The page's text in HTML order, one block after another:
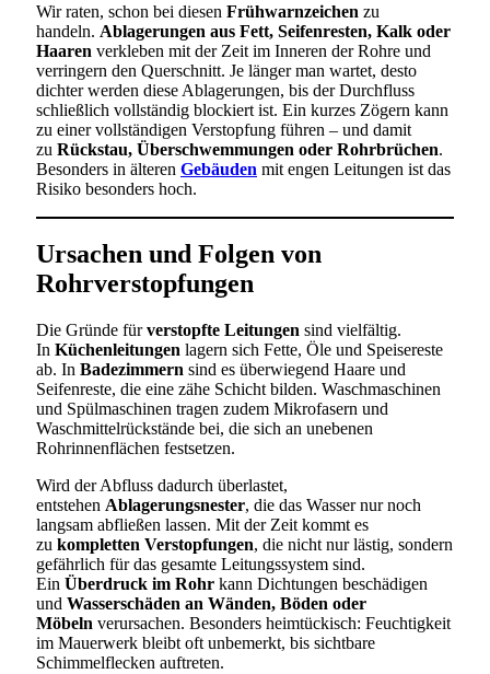
Wir raten, schon bei diesen Frühwarnzeichen zu
handeln. Ablagerungen aus Fett, Seifenresten, Kalk oder
Haaren verkleben mit der Zeit im Inneren der Rohre und
verringern den Querschnitt. Je länger man wartet, desto
dichter werden diese Ablagerungen, bis der Durchfluss
schließlich vollständig blockiert ist. Ein kurzes Zögern kann
zu einer vollständigen Verstopfung führen – und damit
zu Rückstau, Überschwemmungen oder Rohrbrüchen.
Besonders in älteren Gebäuden mit engen Leitungen ist das
Risiko besonders hoch.
Ursachen und Folgen von
Rohrverstopfungen
Die Gründe fürverstopfte Leitungen sind vielfältig.
In Küchenleitungen lagern sich Fette, Öle und Speisereste
ab. In Badezimmern sind es überwiegend Haare und
Seifenreste, die eine zähe Schicht bilden. Waschmaschinen
und Spülmaschinen tragen zudem Mikrofasern und
Waschmittelrückstände bei, die sich an unebenen
Rohrinnenflächen festsetzen.
Wird der Abfluss dadurch überlastet,
entstehen Ablagerungsnester, die das Wasser nur noch
langsam abfließen lassen. Mit der Zeit kommt es
zu kompletten Verstopfungen, die nicht nur lästig, sondern
gefährlich für das gesamte Leitungssystem sind.
Ein Überdruck im Rohr kann Dichtungen beschädigen
und Wasserschäden an Wänden, Böden oder
Möbeln verursachen. Besonders heimtückisch: Feuchtigkeit
im Mauerwerk bleibt oft unbemerkt, bis sichtbare
Schimmelflecken auftreten.